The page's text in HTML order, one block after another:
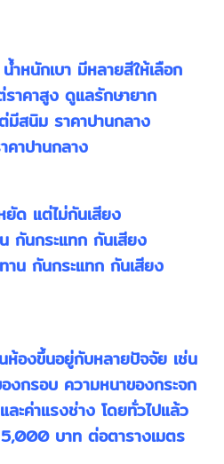
ำหนักเบา มีหลายสีให้เลือก
าคาสูง ดูแลรักษายาก
มีสนิม ราคาปานกลาง
คาปานกลาง
ยัด แต่ไม่กันเสียง
กันกระแทก กันเสียง
าน กันกระแทก กันเสียง
ห้องขึ้นอยู่กับหลายปัจจัย เช่น
งกรอบ ความหนาของกระจก
ะค่าแรงช่าง โดยทั่วไปแล้ว
บาท ต่อตารางเมตร